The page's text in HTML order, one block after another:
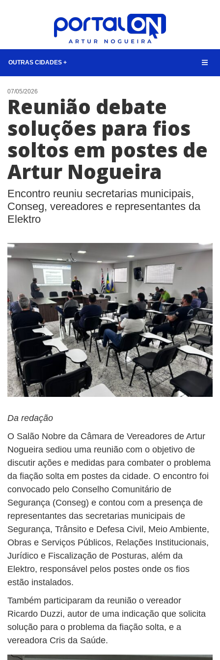
OUTRAS CIDADES +
NOTÍCIAS
LISTA DIGITAL
TELEFONES ÚTEIS
QUEM SOMOS
CONTATO
ANUNCIE
BUSCAR
07/05/2026
Reunião debate
soluções para fios
soltos em postes de
Artur Nogueira
Encontro reuniu secretarias municipais,
Conseg, vereadores e representantes da
Elektro
Da redação
O Salão Nobre da Câmara de Vereadores de Artur
Nogueira sediou uma reunião com o objetivo de
discutir ações e medidas para combater o problema
da fiação solta em postes da cidade. O encontro foi
convocado pelo Conselho Comunitário de
Segurança (Conseg) e contou com a presença de
representantes das secretarias municipais de
Segurança, Trânsito e Defesa Civil, Meio Ambiente,
Obras e Serviços Públicos, Relações Institucionais,
Jurídico e Fiscalização de Posturas, além da
Elektro, responsável pelos postes onde os fios
estão instalados.
Também participaram da reunião o vereador
Ricardo Duzzi, autor de uma indicação que solicita
solução para o problema da fiação solta, e a
vereadora Cris da Saúde.